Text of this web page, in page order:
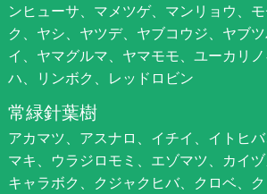
ンヒューサ、マメツゲ、マンリョウ、
ク、ヤシ、ヤツデ、ヤブコウジ、ヤブ
イ、ヤマグルマ、ヤマモモ、ユーカリ
ハ、リンボク、レッドロビン
常緑針葉樹
アカマツ、アスナロ、イチイ、イトヒ
マキ、ウラジロモミ、エゾマツ、カイヅ
キャラボク、クジャクヒバ、クロベ、